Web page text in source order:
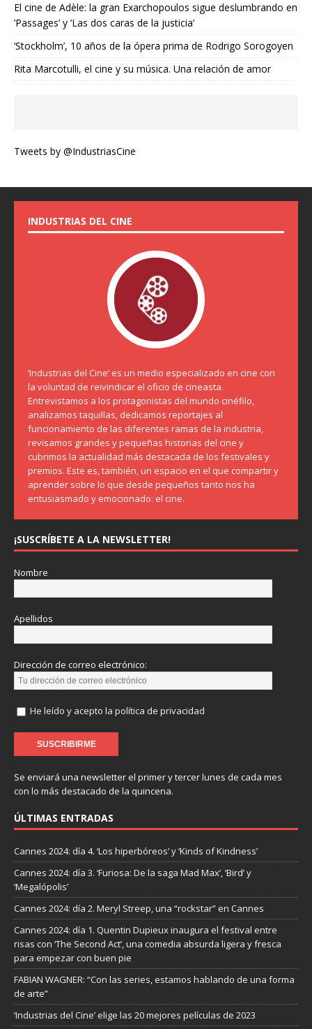
El cine de Adèle: la gran Exarchopoulos sigue deslumbrando en
’Passages’ y ’Las dos caras de la justicia’
‘Stockholm’, 10 años de la ópera prima de Rodrigo Sorogoyen
Rita Marcotulli, el cine y su música. Una relación de amor
Tweets by @IndustriasCine
INDUSTRIAS DEL CINE
‘Industrias del Cine’ es un medio especializado en cine con
la voluntad de reivindicar el oficio de cineasta.
Entrevistamos a los protagonistas del mundo cinéfilo,
analizamos taquillas, dedicamos reportajes al
funcionamiento de las diferentes ramas de la industria,
revisamos grandes y pequeñas historias del cine y
cubrimos la actualidad más destacada de los festivales y
premios. Este es, también, un espacio en el que compartir y
aprender sobre lo que desde pequeños tanto nos ha
entusiasmado y emocionado: el cine.
¡SUSCRÍBETE A LA NEWSLETTER!
Nombre
Apellidos
Dirección de correo electrónico:
He leído y acepto la política de privacidad
Se enviará una newsletter el primer y tercer lunes de cada mes
con lo más destacado de la quincena.
ÚLTIMAS ENTRADAS
Cannes 2024: día 4. ‘Los hiperbóreos’ y ‘Kinds of Kindness’
Cannes 2024: día 3. ‘Furiosa: De la saga Mad Max’, ‘Bird’ y
‘Megalópolis’
Cannes 2024: día 2. Meryl Streep, una “rockstar” en Cannes
Cannes 2024: día 1. Quentin Dupieux inaugura el festival entre
risas con ‘The Second Act’, una comedia absurda ligera y fresca
para empezar con buen pie
FABIAN WAGNER: “Con las series, estamos hablando de una forma
de arte”
‘Industrias del Cine’ elige las 20 mejores películas de 2023